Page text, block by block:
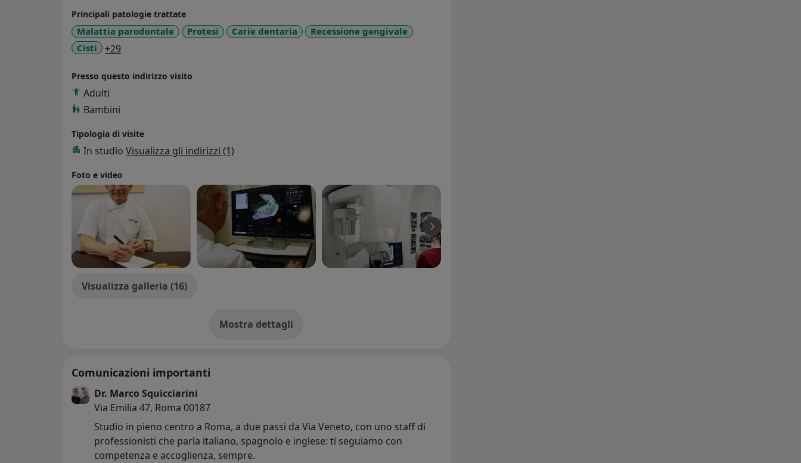
Principali patologie trattate
Malattia parodontale Protesi Carie dentaria
Recessione gengivale
Cisti
+29a11y_sr_more_diseases
Presso questo indirizzo visito
Adulti
Bambini
Tipologia di visite
In studio Visualizza gli indirizzi (1)
Foto e video
Visualizza galleria (16)
Mostra dettagli
sull'esperienza
Comunicazioni importanti
Dr. Marco Squicciarini
Via Emilia 47, Roma 00187
Studio in pieno centro a Roma, a due passi da Via Veneto, con uno staff di
professionisti che parla italiano, spagnolo e inglese: ti seguiamo con
competenza e accoglienza, sempre.